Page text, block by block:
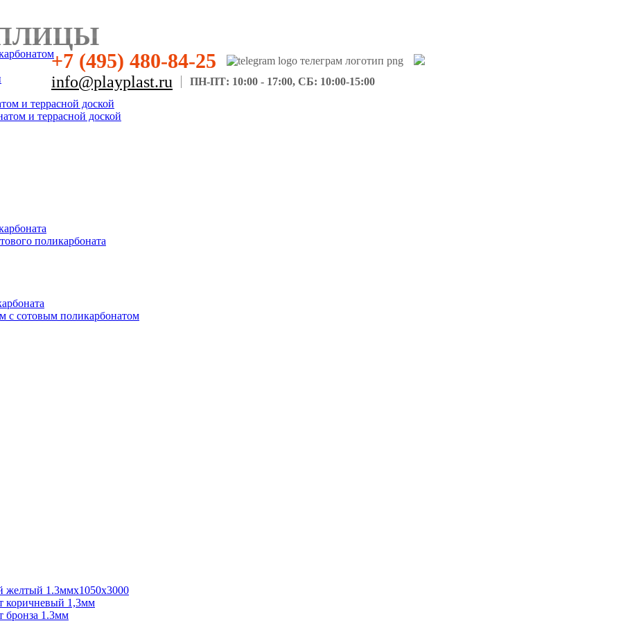
+7 (495) 480-84-25
info@playplast.ru ПН-ПТ: 10:00 - 17:00, СБ: 10:00-15:00
и террасной доской
и террасной доской
поликарбоната
с сотовым поликарбонатом
желтый 1.3ммх1050х3000
коричневый 1,3мм
бронза 1.3мм